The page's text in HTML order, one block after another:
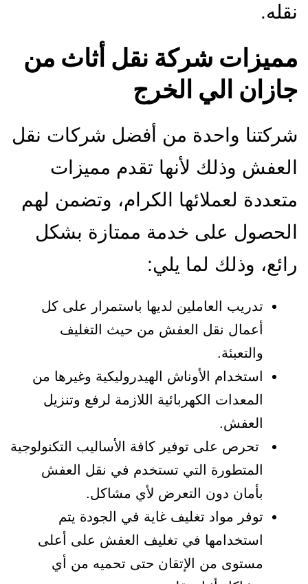
نقله.
مميزات شركة نقل أثاث من
جازان الي الخرج
شركتنا واحدة من أفضل شركات نقل
العفش وذلك لأنها تقدم مميزات
متعددة لعملائها الكرام، وتضمن لهم
الحصول على خدمة ممتازة بشكل
رائع، وذلك لما يلي:
تدريب العاملين لديها باستمرار على كل
أعمال نقل العفش من حيث التغليف
والتعبئة.
استخدام الأوناش الهيدروليكية وغيرها من
المعدات الكهربائية اللازمة لرفع وتنزيل
العفش.
تحرص على توفير كافة الأساليب التكنولوجية
المتطورة التي تستخدم في نقل العفش
بأمان دون التعرض لأي مشاكل.
توفر مواد تغليف غاية في الجودة يتم
استخدامها في تغليف العفش على أعلى
مستوى من الإتقان حتى تحميه من أي